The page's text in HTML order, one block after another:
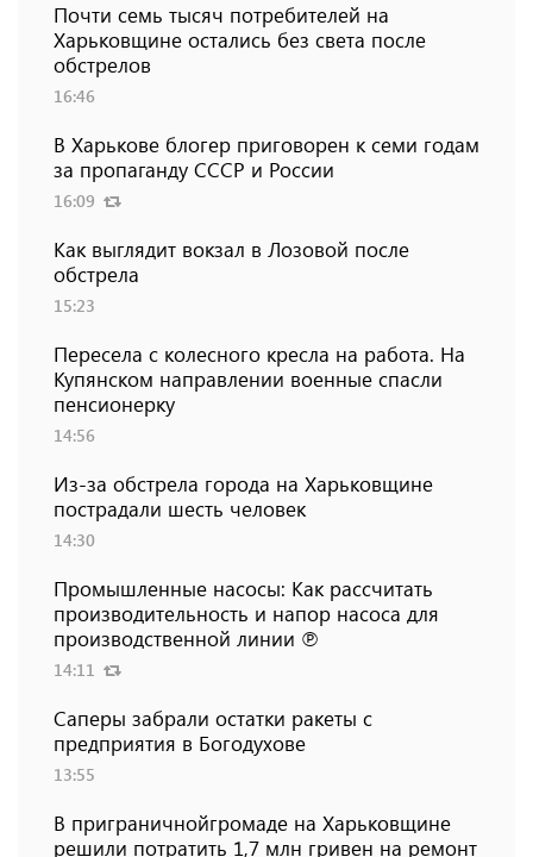
Почти семь тысяч потребителей на
Харьковщине остались без света после
обстрелов
16:46
В Харькове блогер приговорен к семи годам
за пропаганду СССР и России
16:09
Как выглядит вокзал в Лозовой после
обстрела
15:23
Пересела с колесного кресла на работа. На
Купянском направлении военные спасли
пенсионерку
14:56
Из-за обстрела города на Харьковщине
пострадали шесть человек
14:30
Промышленные насосы: Как рассчитать
производительность и напор насоса для
производственной линии ℗
14:11
Саперы забрали остатки ракеты с
предприятия в Богодухове
13:55
В приграничнойгромаде на Харьковщине
решили потратить 1,7 млн ​​гривен на ремонт